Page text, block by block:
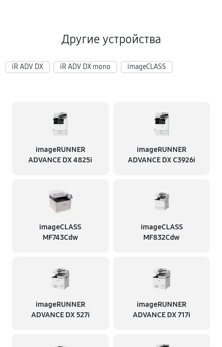
Другие устройства
iR ADV DX iR ADV DX mono imageCLASS
imageRUNNER
ADVANCE DX 4825i
imageRUNNER
ADVANCE DX C3926i
imageCLASS
MF743Cdw
imageCLASS
MF832Cdw
imageRUNNER
ADVANCE DX 527i
imageRUNNER
ADVANCE DX 717i